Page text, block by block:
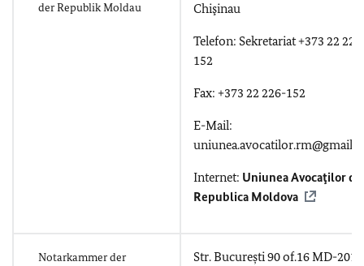
der Republik Moldau
Chişinau
Telefon: Sekretariat +373 22
152
Fax: +373 22 226-152
E-Mail:
Internet: Uniunea Avocaţilor
Republica Moldova
Notarkammer der
Str. București 90 of.16 MD-2012